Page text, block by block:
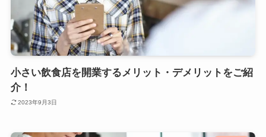
小さい飲食店を開業するメリット・デメリットをご紹
介！
2023年9月3日